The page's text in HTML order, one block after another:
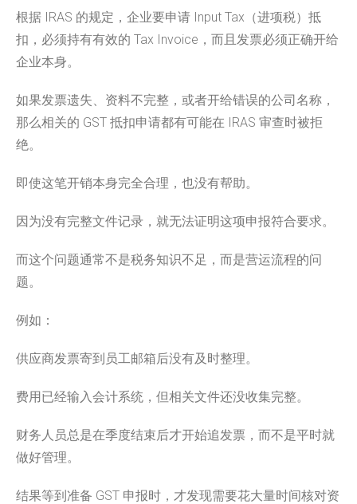
根据 IRAS 的规定，企业要申请 Input Tax（进项税）抵
扣，必须持有有效的 Tax Invoice，而且发票必须正确开给
企业本身。
如果发票遗失、资料不完整，或者开给错误的公司名称，
那么相关的 GST 抵扣申请都有可能在 IRAS 审查时被拒
绝。
即使这笔开销本身完全合理，也没有帮助。
因为没有完整文件记录，就无法证明这项申报符合要求。
而这个问题通常不是税务知识不足，而是营运流程的问
题。
例如：
供应商发票寄到员工邮箱后没有及时整理。
费用已经输入会计系统，但相关文件还没收集完整。
财务人员总是在季度结束后才开始追发票，而不是平时就
做好管理。
结果等到准备 GST 申报时，才发现需要花大量时间核对资